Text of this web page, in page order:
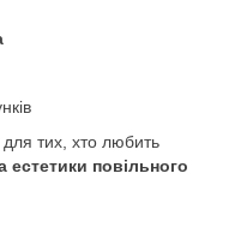
тих, хто любить
естетики повільного